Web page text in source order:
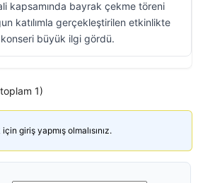
kapsamında bayrak çekme töreni
katılımla gerçekleştirilen etkinlikte
konseri büyük ilgi gördü.
1)
giriş yapmış olmalısınız.